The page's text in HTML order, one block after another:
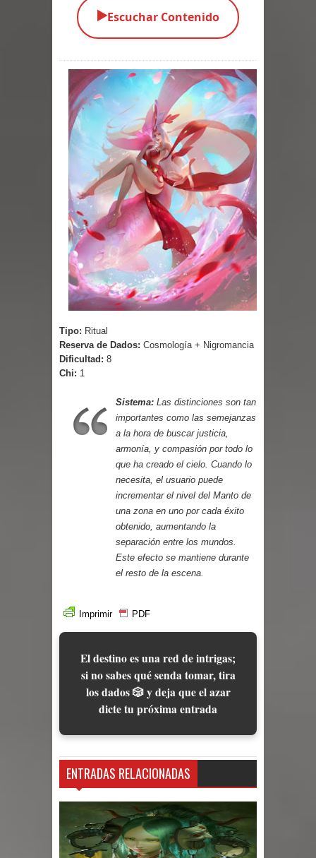
los Vivos
Parte 01: Escondido a Plena Luz
Parte 02: El Enemigo de mi Enemigo
Parte 06: Coletazos
Parte 05: Los Horrores del Infierno
Parte 04: Oídos Sordos
Parte 03: La Traición
Parte 02: Vuelve el Hijo Prodigo
▶️Escuchar Contenido
Tipo: Ritual
Reserva de Dados: Cosmología + Nigromancia
Dificultad: 8
Chi: 1
Sistema: Las distinciones son tan
importantes como las semejanzas
a la hora de buscar justicia,
armonía, y compasión por todo lo
que ha creado el cielo. Cuando lo
necesita, el usuario puede
incrementar el nivel del Manto de
una zona en uno por cada éxito
obtenido, aumentando la
separación entre los mundos.
Este efecto se mantiene durante
el resto de la escena.
Imprimir PDF
El destino es una red de intrigas;
si no sabes qué senda tomar, tira
los dados 🎲 y deja que el azar
dicte tu próxima entrada
ENTRADAS RELACIONADAS